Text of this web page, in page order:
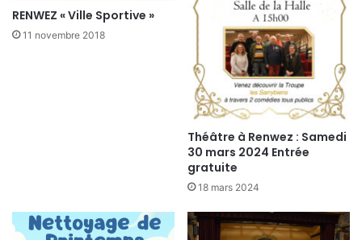
RENWEZ « Ville Sportive »
11 novembre 2018
Théâtre à Renwez : Samedi
30 mars 2024 Entrée
gratuite
18 mars 2024